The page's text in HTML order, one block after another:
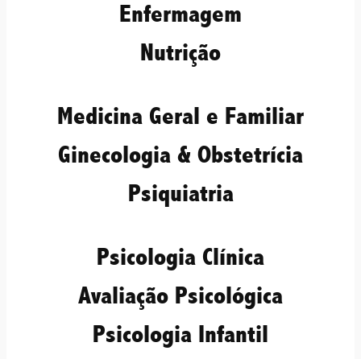
Enfermagem
Nutrição
Medicina Geral e Familiar
Ginecologia & Obstetrícia
Psiquiatria
Psicologia Clínica
Avaliação Psicológica
Psicologia Infantil